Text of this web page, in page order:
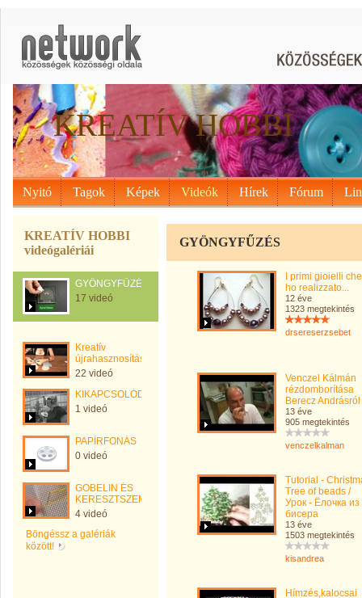
KREATÍV HOBBI
Nyitó Tagok Képek Videók Hírek Fórum
KREATÍV HOBBI
videógalériái
GYÖNGYFŰZÉS
17 videó
Kreatív
újrahasznosítás
22 videó
KIKAPCSOLÓDÁS
1 videó
PAPÍRFONÁS
0 videó
GOBELIN ÉS
KERESZTSZEMES
4 videó
Böngéssz a galériák
között!
GYÖNGYFŰZÉS
I primi gioielli che
ho realizzato...
12 éve
1323 megtekintés
drsereserzsebet
Venczel Kálmán
rézdomborítása
Berecz Andrásról
13 éve
905 megtekintés
venczelkalman
Tutorial -
Tree of beads /
Урок - Ёлочка из
бисера
13 éve
1503 megtekintés
kisandrea
Hímzés,kalocsai